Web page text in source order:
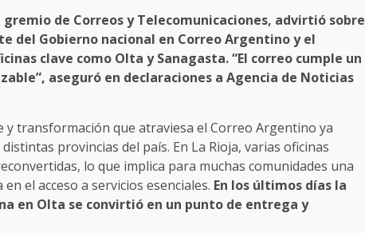
de Correos y Telecomunicaciones, advirtió sobre
del Gobierno nacional en Correo Argentino y el
clave como Olta y Sanagasta. “El correo cumple un
aseguró en declaraciones a Agencia de Noticias
y transformación que atraviesa el Correo Argentino ya
provincias del país. En La Rioja, varias oficinas
lo que implica para muchas comunidades una
el acceso a servicios esenciales. En los últimos días la
en Olta se convirtió en un punto de entrega y